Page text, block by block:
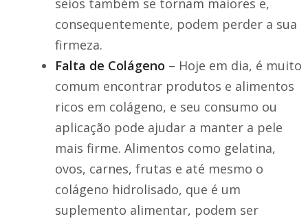
seios também se tornam maiores e,
consequentemente, podem perder a sua
firmeza.
Falta de Colágeno – Hoje em dia, é muito
comum encontrar produtos e alimentos
ricos em colágeno, e seu consumo ou
aplicação pode ajudar a manter a pele
mais firme. Alimentos como gelatina,
ovos, carnes, frutas e até mesmo o
colágeno hidrolisado, que é um
suplemento alimentar, podem ser